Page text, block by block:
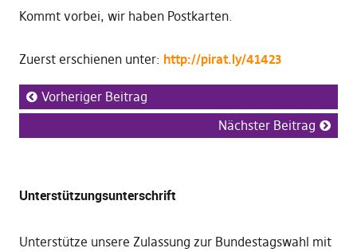
Kommt vorbei, wir haben Postkarten.
Zuerst erschienen unter: http://pirat.ly/41423
Vorheriger Beitrag
Nächster Beitrag
Unterstützungsunterschrift
Unterstütze unsere Zulassung zur Bundestagswahl mit